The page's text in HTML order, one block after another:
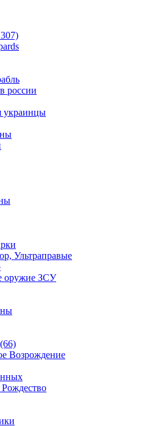
россии
Ультраправые
оружие ЗСУ
Возрождение